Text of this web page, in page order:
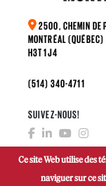
2500, CHEMIN DE
MONTRÉAL (QUÉBEC)
H3T 1J4
(514) 340-4711
SUIVEZ-NOUS!
FAIRE UN
Ce site Web utilise des
naviguer sur ce